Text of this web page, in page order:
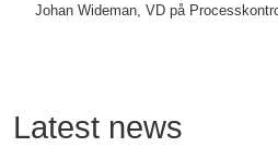
Johan Wideman, VD på
Latest news